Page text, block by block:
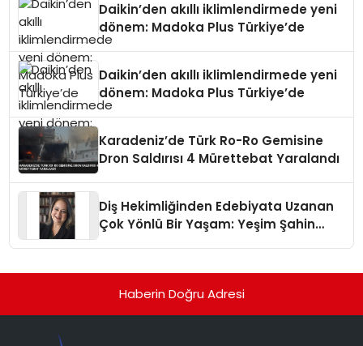
Daikin’den akıllı iklimlendirmede yeni
dönem: Madoka Plus Türkiye’de
Daikin’den akıllı iklimlendirmede yeni
dönem: Madoka Plus Türkiye’de
Karadeniz’de Türk Ro-Ro Gemisine
Dron Saldırısı 4 Mürettebat Yaralandı
Diş Hekimliğinden Edebiyata Uzanan
Çok Yönlü Bir Yaşam: Yeşim Şahin
Haberin Doğru Adresi